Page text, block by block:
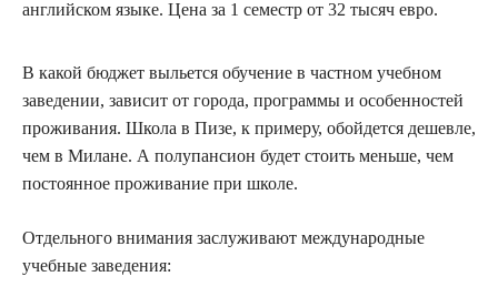
английском языке. Цена за 1 семестр от 32 тысяч евро.
В какой бюджет выльется обучение в частном учебном
заведении, зависит от города, программы и особенностей
проживания. Школа в Пизе, к примеру, обойдется дешевле,
чем в Милане. А полупансион будет стоить меньше, чем
постоянное проживание при школе.
Отдельного внимания заслуживают международные
учебные заведения: